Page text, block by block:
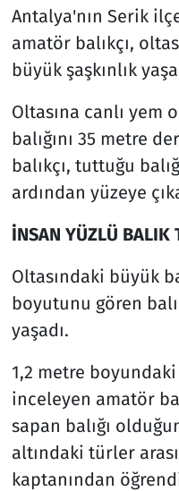
Antalya'nın Serik
amatör balıkçı,
büyük şaşkınlık
Oltasına canlı yem
balığını 35 metre
balıkçı, tuttuğu
ardından yüzeye
İNSAN YÜZLÜ BALIK
Oltasındaki büyük
boyutunu gören
yaşadı.
1,2 metre boyundaki
inceleyen amatör
sapan balığı
altındaki türler
kaptanından
Seçim 2023
Spor
Teknoloji ve Bilim
Televizyon